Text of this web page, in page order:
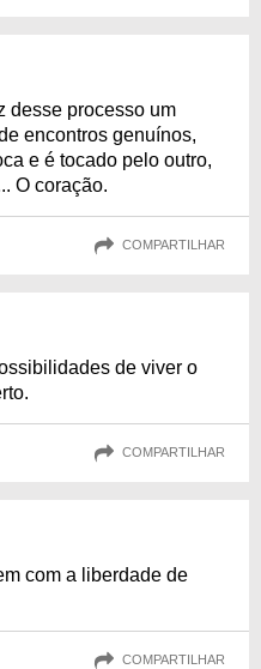
desse processo um
encontros genuínos,
e é tocado pelo outro,
O coração.
COMPARTILHAR
de viver o
COMPARTILHAR
com a liberdade de
COMPARTILHAR